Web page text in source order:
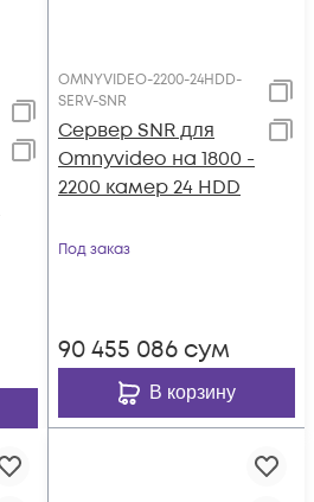
OMNYVIDEO-2200-24HDD-
SERV-SNR
Сервер SNR для
Omnyvideo на 1800 -
2200 камер 24 HDD
Под заказ
90 455 086 сум
В корзину